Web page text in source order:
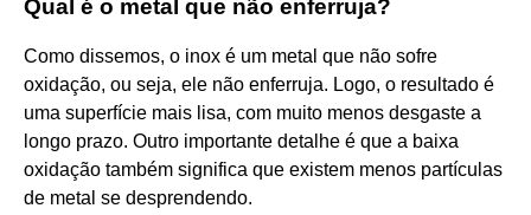
Qual é o metal que não enferruja?
Como dissemos, o inox é um metal que não sofre
oxidação, ou seja, ele não enferruja. Logo, o resultado é
uma superfície mais lisa, com muito menos desgaste a
longo prazo. Outro importante detalhe é que a baixa
oxidação também significa que existem menos partículas
de metal se desprendendo.